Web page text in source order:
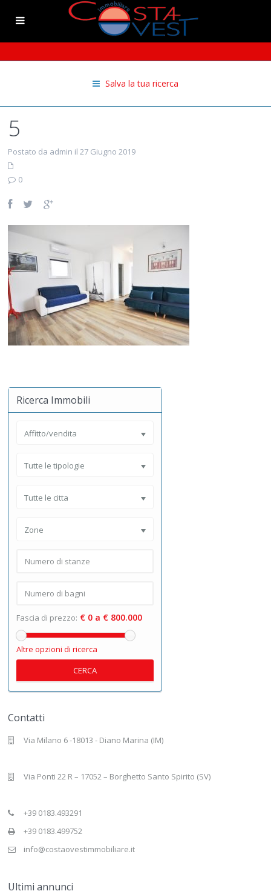
Salva la tua ricerca
5
Postato da admin il 27 Giugno 2019
0
Ricerca Immobili
Affitto/vendita
Tutte le tipologie
Tutte le citta
Zone
Fascia di prezzo: € 0 a € 800.000
Altre opzioni di ricerca
CERCA
Contatti
Via Milano 6 -18013 - Diano Marina (IM)
Via Ponti 22 R – 17052 – Borghetto Santo Spirito (SV)
+39 0183.493291
+39 0183.499752
info@costaovestimmobiliare.it
Ultimi annunci